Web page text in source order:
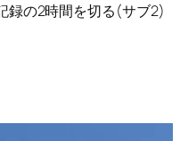
録の2時間を切る(サブ2)